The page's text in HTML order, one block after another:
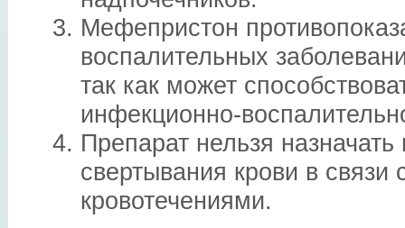
Мефепристон
воспалительных
так как может
инфекционно-
Препарат нельзя
свертывания крови в
кровотечениями.